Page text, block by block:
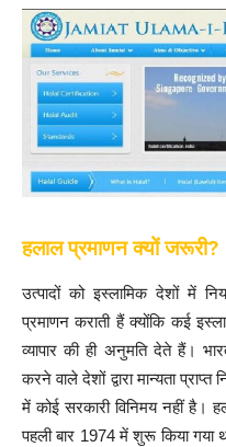
हलाल प्रमाणन क्यों जरूरी?
उत्पादों को इस्लामिक देशों में
प्रमाणन कराती हैं क्योंकि कई
व्यापार की ही अनुमति देते हैं।
करने वाले देशों द्वारा मान्यता
में कोई सरकारी विनिमय नहीं है।
पहली बार 1974 में शुरू किया